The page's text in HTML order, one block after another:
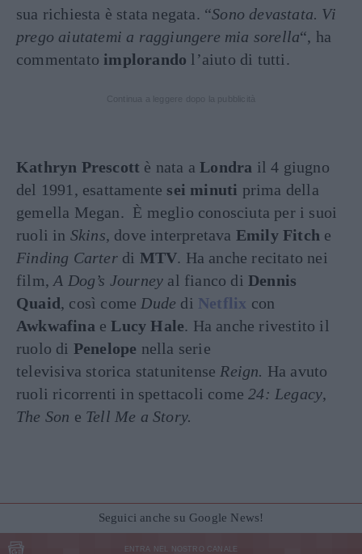
sua richiesta è stata negata. “Sono devastata. Vi
prego aiutatemi a raggiungere mia sorella“, ha
commentato implorando l’aiuto di tutti.
Kathryn Prescott è nata aLondra il 4 giugno
del 1991, esattamente sei minuti prima della
gemella Megan. È meglio conosciuta per i suoi
ruoli in Skins, dove interpretava Emily Fitch e
Finding Carterdi MTV. Ha anche recitato nei
film,A Dog’s Journey al fianco diDennis
Quaid, così come Dude di Netflix con
Awkwafina eLucy Hale. Ha anche rivestito il
ruolo di Penelope nella serie
televisiva storica statunitense Reign. Ha avuto
ruoli ricorrenti in spettacoli come24: Legacy,
The Son e Tell Me a Story.
Seguici anche su Google News!
ENTRA NEL NOSTRO CANALE